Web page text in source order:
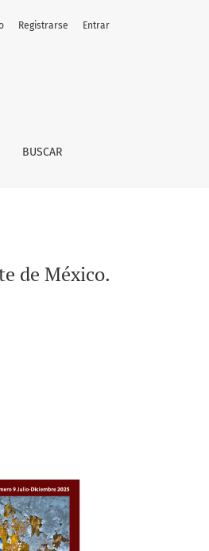
Programa Bracero, 1947-1964
BUSCAR
Registrarse Entrar
de México.